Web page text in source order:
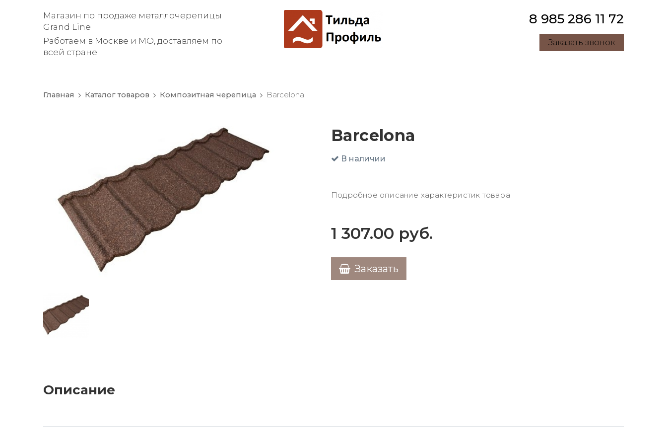
Магазин по продаже металлочерепицы
Grand Line
Работаем в Москве и МО, доставляем по
всей стране
8 985 286 11 72
Заказать звонок
Главная Каталог товаров Композитная черепица Barсelona
Barсelona
В наличии
Подробное описание характеристик товара
1 307.00 руб.
Заказать
Описание